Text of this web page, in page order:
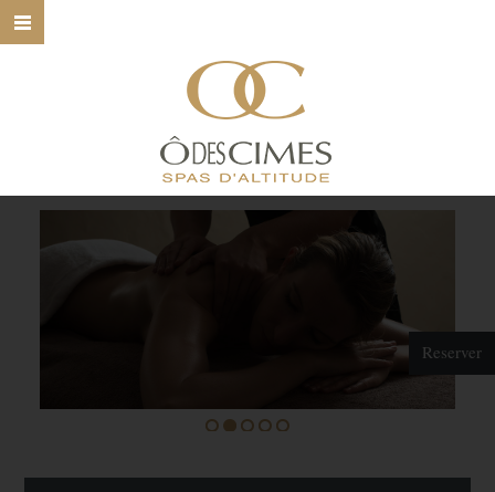
HOME
Ô DES CIMES
NOS SPAS
NOS SOINS
Reserver